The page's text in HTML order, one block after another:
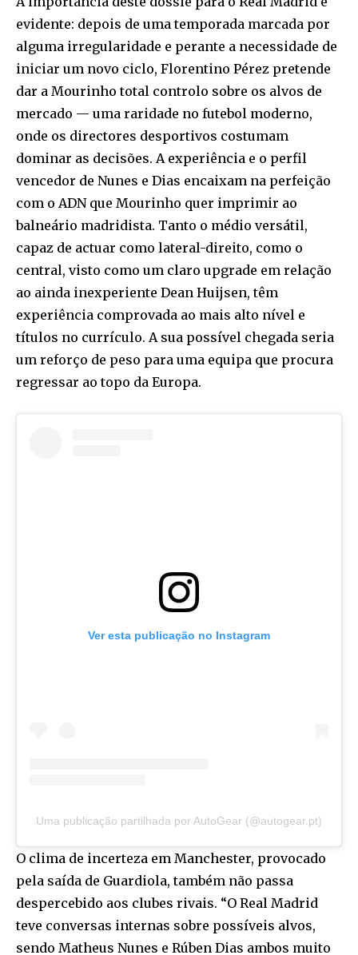
evidente: depois de uma temporada marcada por
alguma irregularidade e perante a necessidade de
iniciar um novo ciclo, Florentino Pérez pretende
dar a Mourinho total controlo sobre os alvos de
mercado — uma raridade no futebol moderno,
onde os directores desportivos costumam
dominar as decisões. A experiência e o perfil
vencedor de Nunes e Dias encaixam na perfeição
com o ADN que Mourinho quer imprimir ao
balneário madridista. Tanto o médio versátil,
capaz de actuar como lateral-direito, como o
central, visto como um claro upgrade em relação
ao ainda inexperiente Dean Huijsen, têm
experiência comprovada ao mais alto nível e
títulos no currículo. A sua possível chegada seria
um reforço de peso para uma equipa que procura
regressar ao topo da Europa.
Ver esta publicação no Instagram
Uma publicação partilhada por AutoGear (@autogear.pt)
O clima de incerteza em Manchester, provocado
pela saída de Guardiola, também não passa
despercebido aos clubes rivais. “O Real Madrid
teve conversas internas sobre possíveis alvos,
sendo Matheus Nunes e Rúben Dias ambos muito